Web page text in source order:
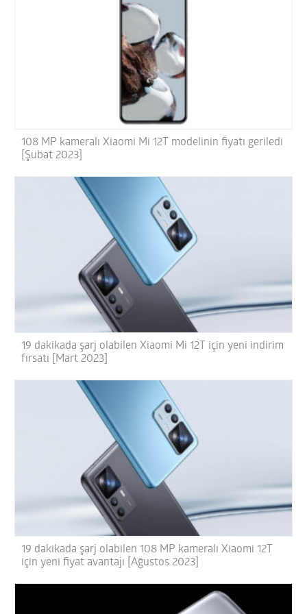
108 MP kameralı Xiaomi Mi 12T modelinin fiyatı geriledi
[Şubat 2023]
19 dakikada şarj olabilen Xiaomi Mi 12T için yeni indirim
fırsatı [Mart 2023]
19 dakikada şarj olabilen 108 MP kameralı Xiaomi 12T
için yeni fiyat avantajı [Ağustos 2023]